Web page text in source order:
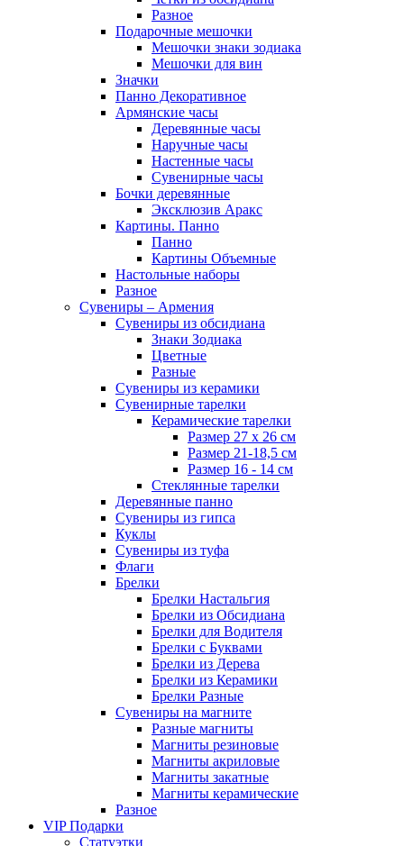
Разное
Подарочные мешочки
Мешочки знаки зодиака
Мешочки для вин
Значки
Панно Декоративное
Армянские часы
Деревянные часы
Наручные часы
Настенные часы
Сувенирные часы
Бочки деревянные
Эксклюзив Аракс
Картины. Панно
Панно
Картины Объемные
Настольные наборы
Разное
Сувениры – Армения
Сувениры из обсидиана
Знаки Зодиака
Цветные
Разные
Сувениры из керамики
Сувенирные тарелки
Керамические тарелки
Размер 27 х 26 см
Размер 21-18,5 см
Размер 16 - 14 см
Стеклянные тарелки
Деревянные панно
Сувениры из гипса
Куклы
Сувениры из туфа
Флаги
Брелки
Брелки Настальгия
Брелки из Обсидиана
Брелки для Водителя
Брелки с Буквами
Брелки из Дерева
Брелки из Керамики
Брелки Разные
Сувениры на магните
Разные магниты
Магниты резиновые
Магниты акриловые
Магниты закатные
Магниты керамические
Разное
VIP Подарки
Статуэтки